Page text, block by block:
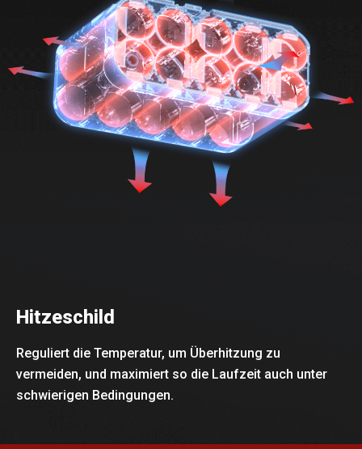
Hitzeschild
Reguliert die Temperatur, um Überhitzung zu
vermeiden, und maximiert so die Laufzeit auch unter
schwierigen Bedingungen.